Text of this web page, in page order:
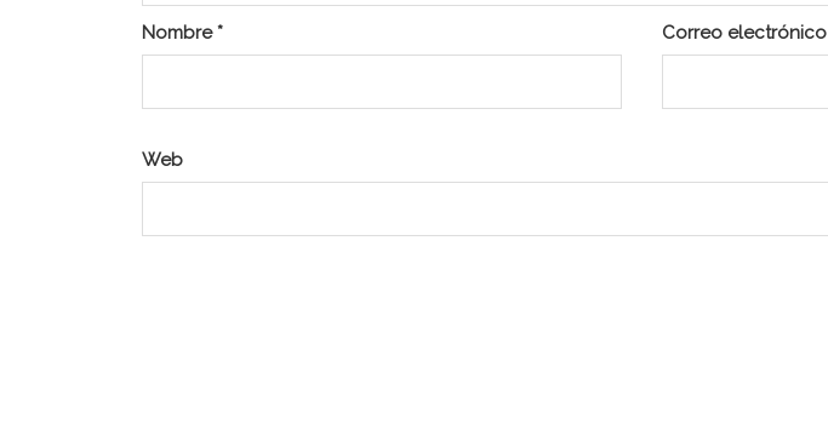
Nombre* Correo electrónico
Web